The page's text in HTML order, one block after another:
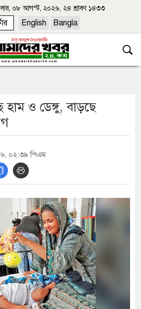
০৮ আগস্ট, ২০২৬, ২৪ শ্রাবণ ১৪৩৩
English Bangla
হাম ও ডেঙ্গু, বাড়ছে
০২:৩৯ পিএম